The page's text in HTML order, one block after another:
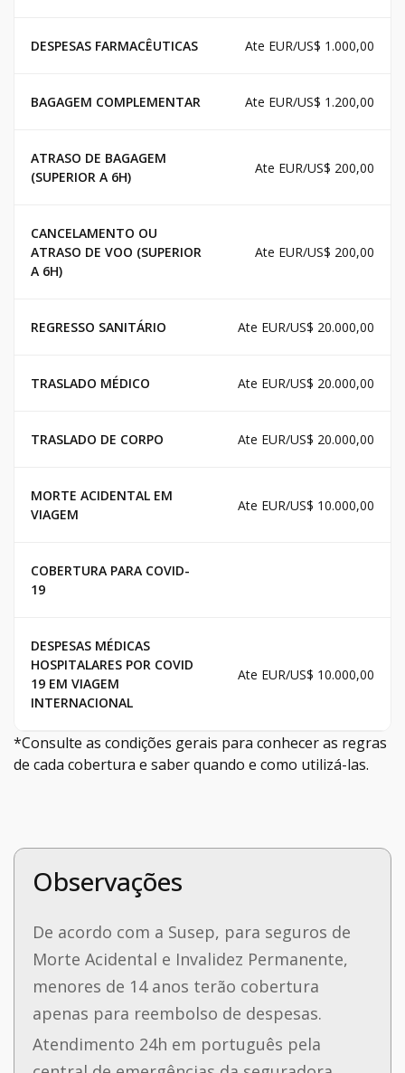
DESPESAS FARMACÊUTICAS Ate EUR/US$ 1.000,00
BAGAGEM COMPLEMENTAR Ate EUR/US$ 1.200,00
ATRASO DE BAGAGEM
(SUPERIOR A 6H)
Ate EUR/US$ 200,00
CANCELAMENTO OU
ATRASO DE VOO (SUPERIOR
A 6H)
Ate EUR/US$ 200,00
REGRESSO SANITÁRIO Ate EUR/US$ 20.000,00
TRASLADO MÉDICO Ate EUR/US$ 20.000,00
TRASLADO DE CORPO Ate EUR/US$ 20.000,00
MORTE ACIDENTAL EM
VIAGEM
Ate EUR/US$ 10.000,00
COBERTURA PARA COVID-
19
DESPESAS MÉDICAS
HOSPITALARES POR COVID
19 EM VIAGEM
INTERNACIONAL
Ate EUR/US$ 10.000,00
*Consulte as condições gerais para conhecer as regras
de cada cobertura e saber quando e como utilizá-las.
Observações
De acordo com a Susep, para seguros de
Morte Acidental e Invalidez Permanente,
menores de 14 anos terão cobertura
apenas para reembolso de despesas.
Atendimento 24h em português pela